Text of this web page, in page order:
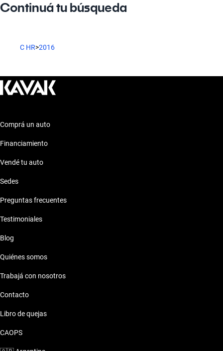
Continuá tu búsqueda
C HR>2016
Comprá un auto
Financiamiento
Vendé tu auto
Sedes
Preguntas frecuentes
Testimoniales
Blog
Quiénes somos
Trabajá con nosotros
Contacto
Libro de quejas
CAOPS